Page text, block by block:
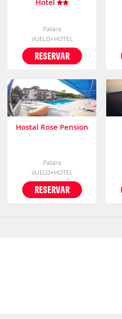
Hotel
Patara
VUELO+HOTEL
RESERVAR
Hostal Rose Pension
Patara
VUELO+HOTEL
RESERVAR